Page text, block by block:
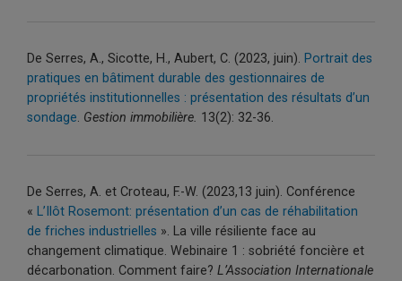
De Serres, A., Sicotte, H., Aubert, C. (2023, juin). Portrait des
pratiques en bâtiment durable des gestionnaires de
propriétés institutionnelles : présentation des résultats d’un
sondage. Gestion immobilière. 13(2): 32-36.
De Serres, A. et Croteau, F.-W. (2023,13 juin). Conférence
« L’Ilôt Rosemont: présentation d’un cas de réhabilitation
de friches industrielles ». La ville résiliente face au
changement climatique. Webinaire 1 : sobriété foncière et
décarbonation. Comment faire? L’Association Internationale